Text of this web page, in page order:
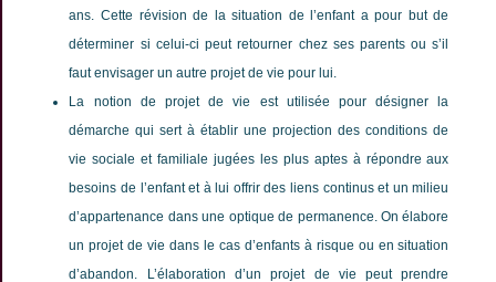
ans. Cette révision de la situation de l’enfant a pour but de
déterminer si celui-ci peut retourner chez ses parents ou s’il
faut envisager un autre projet de vie pour lui.
La notion de projet de vie est utilisée pour désigner la
démarche qui sert à établir une projection des conditions de
vie sociale et familiale jugées les plus aptes à répondre aux
besoins de l’enfant et à lui offrir des liens continus et un milieu
d’appartenance dans une optique de permanence. On élabore
un projet de vie dans le cas d’enfants à risque ou en situation
d’abandon. L’élaboration d’un projet de vie peut prendre